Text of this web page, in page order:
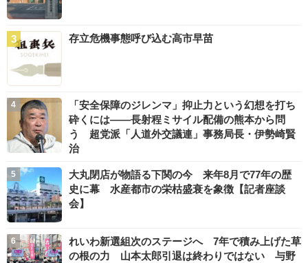
存立危機事態呼び込む高市早苗
「安全保障のジレンマ」抑止力という幻想を打ち
砕くには――長射程ミサイル配備の熊本から問
う 超党派「人道外交議連」事務局長・伊勢崎賢
治
大丸閉店が物語る下関の今 来年8月で77年の歴
史に幕 水産都市の栄枯盛衰を象徴【記者座談
会】
れいわ新選組次のステージへ 7年で積み上げた草
の根の力 山本太郎引退は終わりではない 与野